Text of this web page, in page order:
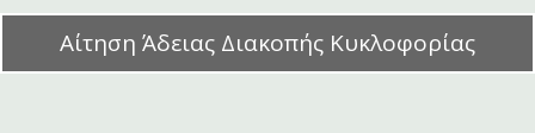
Αίτηση Άδειας Διακοπής Κυκλοφορίας